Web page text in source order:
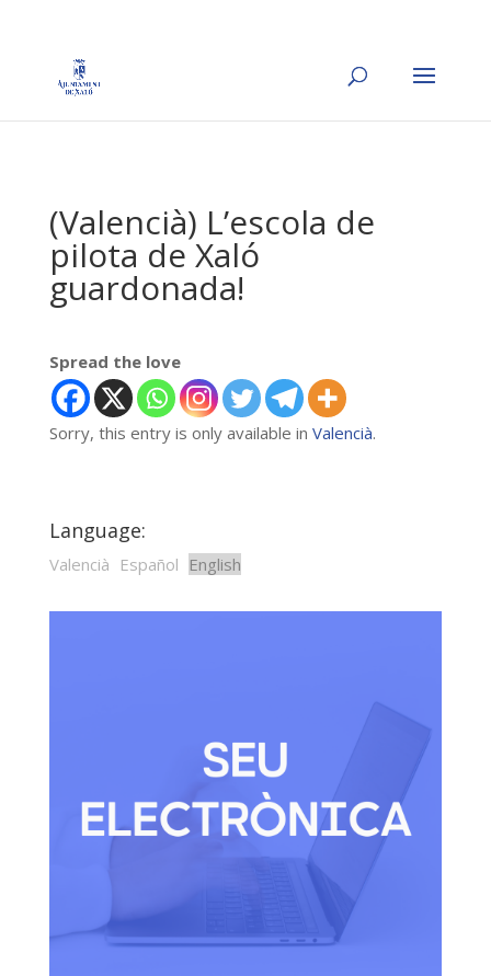
(Valencià) L’escola de
pilota de Xaló
guardonada!
Spread the love
Sorry, this entry is only available in Valencià.
Language:
Valencià Español English